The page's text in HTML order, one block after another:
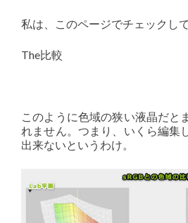
私は、このページでチェックして
The比較
このように色域の狭い液晶だと
れません。つまり、いくら編集
出来ないというわけ。